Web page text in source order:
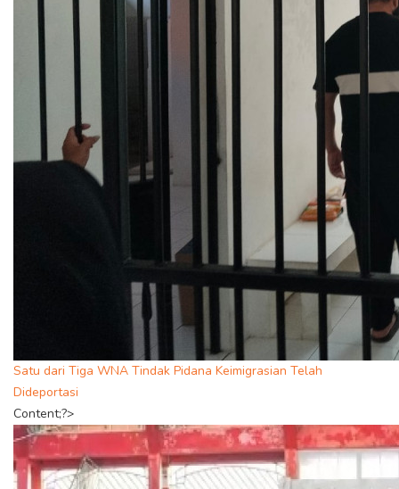
Satu dari Tiga WNA Tindak Pidana Keimigrasian Telah
Dideportasi
Content;?>